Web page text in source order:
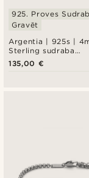
Argentia | 925s |
Sterling sudraba
rokassprādze ar
pārklājumu, kartjē
925. Proves
Gravēt
135,00 €